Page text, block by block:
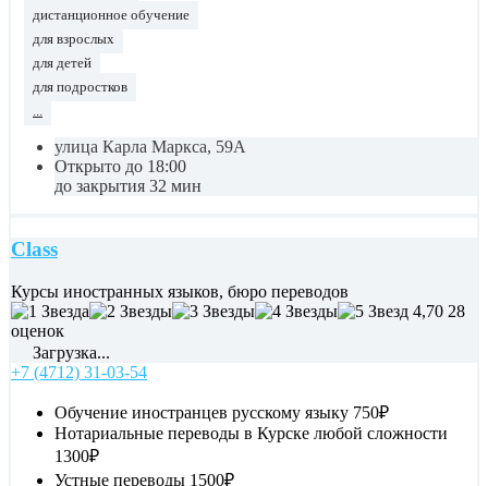
дистанционное обучение
для взрослых
для детей
для подростков
улица Карла Маркса, 59А
Открыто до 18:00
до закрытия 32 мин
Class
Курсы иностранных языков, бюро переводов
4,70 28
оценок
Загрузка...
+7 (4712) 31-03-54
Обучение иностранцев русскому языку 750₽
Нотариальные переводы в Курске любой сложности
1300₽
Устные переводы 1500₽